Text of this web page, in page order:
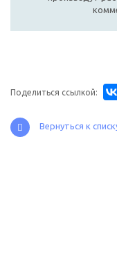
Поделиться ссылкой:
Вернуться к